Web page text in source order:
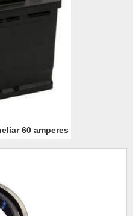
60 amperes